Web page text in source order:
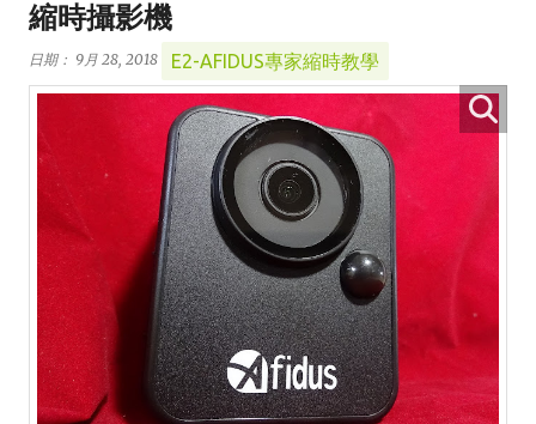
縮時攝影機
日期： 9月 28, 2018 E2-AFIDUS專家縮時教學